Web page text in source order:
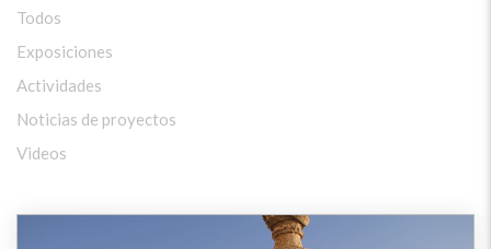
Todos
Exposiciones
Actividades
Noticias de proyectos
Videos